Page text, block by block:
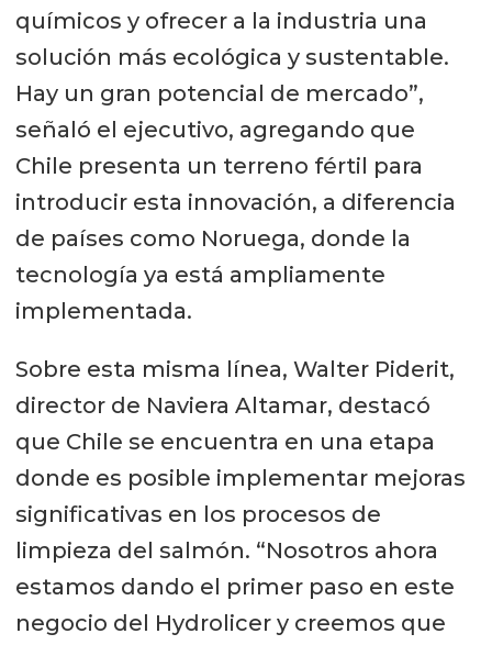
químicos y ofrecer a la industria una
solución más ecológica y sustentable.
Hay un gran potencial de mercado”,
señaló el ejecutivo, agregando que
Chile presenta un terreno fértil para
introducir esta innovación, a diferencia
de países como Noruega, donde la
tecnología ya está ampliamente
implementada.
Sobre esta misma línea, Walter Piderit,
director de Naviera Altamar, destacó
que Chile se encuentra en una etapa
donde es posible implementar mejoras
significativas en los procesos de
limpieza del salmón. “Nosotros ahora
estamos dando el primer paso en este
negocio del Hydrolicer y creemos que